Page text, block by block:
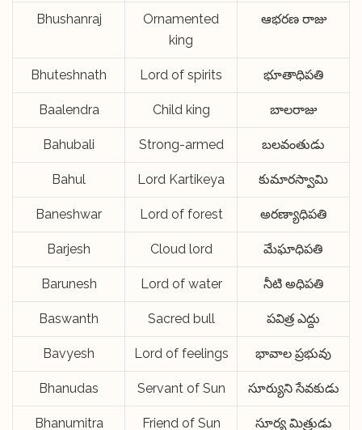
Bhushanraj
Ornamented
king
ఆభరణ రాజు
Bhuteshnath Lord of spirits భూతాధిపతి
Baalendra Child king బాలరాజు
Bahubali Strong-armed బలవంతుడు
Bahul Lord Kartikeya కుమారస్వామి
Baneshwar Lord of forest అరణ్యాధిపతి
Barjesh Cloud lord మేఘాధిపతి
Barunesh Lord of water నీటి అధిపతి
Baswanth Sacred bull పవిత్ర ఎద్దు
Bavyesh Lord of feelings భావాల ప్రభువు
Bhanudas Servant of Sun సూర్యుని సేవకుడు
Bhanumitra Friend of Sun సూర్య మిత్రుడు